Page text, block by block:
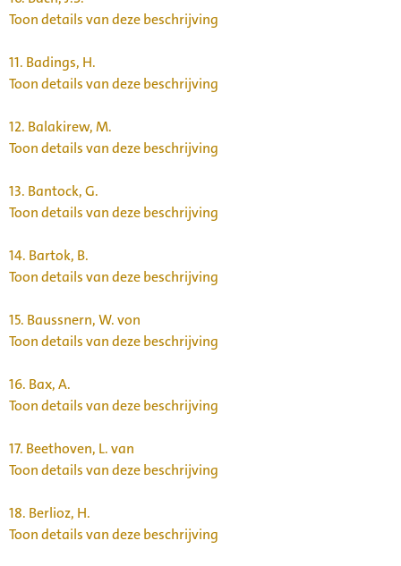
Toon details van deze beschrijving
11. Badings, H.
Toon details van deze beschrijving
12. Balakirew, M.
Toon details van deze beschrijving
13. Bantock, G.
Toon details van deze beschrijving
14. Bartok, B.
Toon details van deze beschrijving
15. Baussnern, W. von
Toon details van deze beschrijving
16. Bax, A.
Toon details van deze beschrijving
17. Beethoven, L. van
Toon details van deze beschrijving
18. Berlioz, H.
Toon details van deze beschrijving